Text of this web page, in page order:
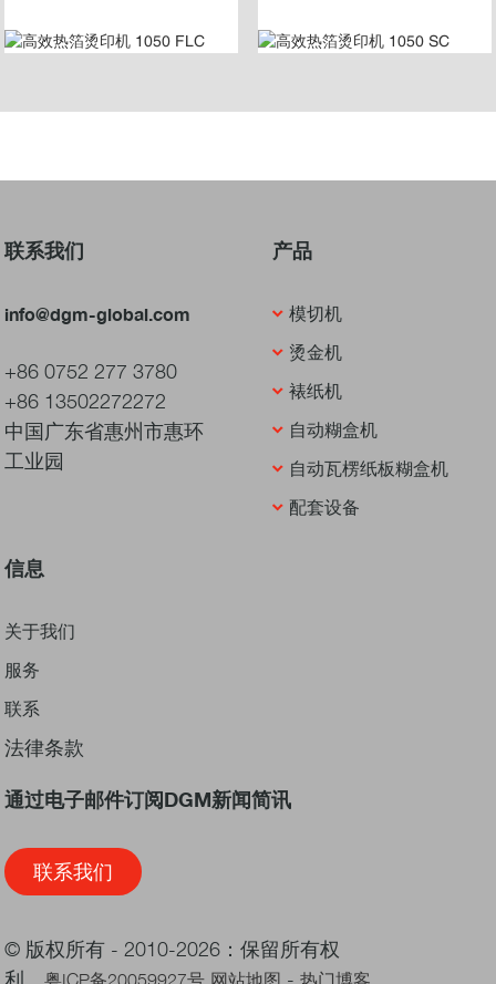
联系我们
info@dgm-global.com
+86 0752 277 3780
+86 13502272272
中国广东省惠州市惠环
工业园
产品
模切机
烫金机
裱纸机
自动糊盒机
自动瓦楞纸板糊盒机
配套设备
信息
关于我们
服务
联系
法律条款
通过电子邮件订阅DGM新闻简讯
联系我们
© 版权所有 - 2010-2026：保留所有权
利。粤ICP备20059927号 网站地图 -热门博客